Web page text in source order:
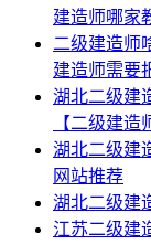
建造师哪家
二级建造师
建造师需要
湖北二级建
【二级建造
湖北二级建
网站推荐
湖北二级建
江苏二级建